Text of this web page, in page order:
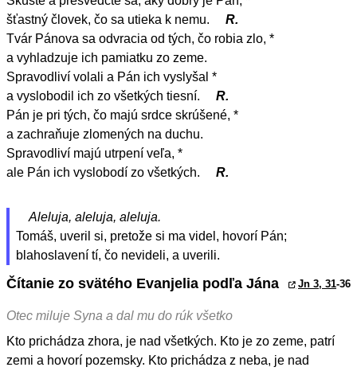
šťastný človek, čo sa utieka k nemu.
R.
Tvár Pánova sa odvracia od tých, čo robia zlo, *
a vyhladzuje ich pamiatku zo zeme.
Spravodliví volali a Pán ich vyslyšal *
a vyslobodil ich zo všetkých tiesní.
R.
Pán je pri tých, čo majú srdce skrúšené, *
a zachraňuje zlomených na duchu.
Spravodliví majú utrpení veľa, *
ale Pán ich vyslobodí zo všetkých.
R.
Aleluja, aleluja, aleluja.
Tomáš, uveril si, pretože si ma videl, hovorí Pán;
blahoslavení tí, čo nevideli, a uverili.
Čítanie zo svätého Evanjelia podľa Jána Jn 3, 31-36
Otec miluje Syna a dal mu do rúk všetko
Kto prichádza zhora, je nad všetkých. Kto je zo zeme, patrí
zemi a hovorí pozemsky. Kto prichádza z neba, je nad